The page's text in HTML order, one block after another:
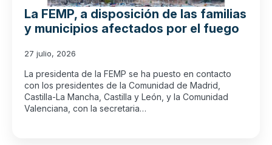
La FEMP, a disposición de las familias
y municipios afectados por el fuego
27 julio, 2026
La presidenta de la FEMP se ha puesto en contacto
con los presidentes de la Comunidad de Madrid,
Castilla-La Mancha, Castilla y León, y la Comunidad
Valenciana, con la secretaria…